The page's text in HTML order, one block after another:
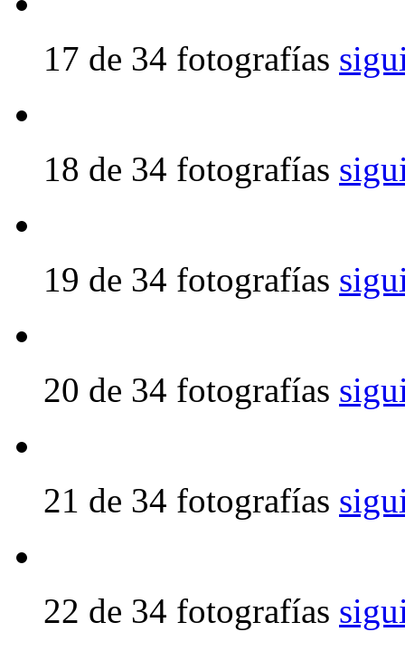
17 de 34 fotografías
18 de 34 fotografías
19 de 34 fotografías
20 de 34 fotografías
21 de 34 fotografías
22 de 34 fotografías